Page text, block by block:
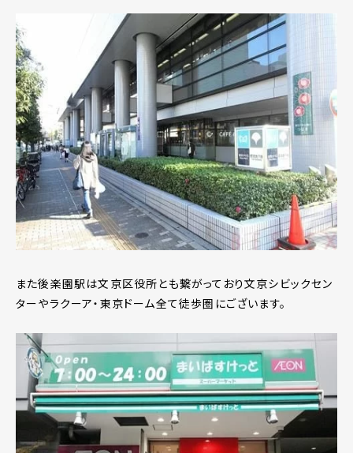
また後楽園駅は文京区役所とも繋がっており文京シビックセン
ターやラクーア・東京ドーム全て徒歩圏にございます。